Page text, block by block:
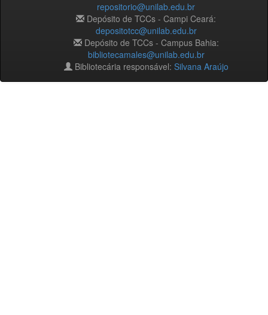
repositorio@unilab.edu.br
Depósito de TCCs - Campi Ceará:
depositotcc@unilab.edu.br
Depósito de TCCs - Campus Bahia:
bibliotecamales@unilab.edu.br
Bibliotecária responsável: Silvana Araújo